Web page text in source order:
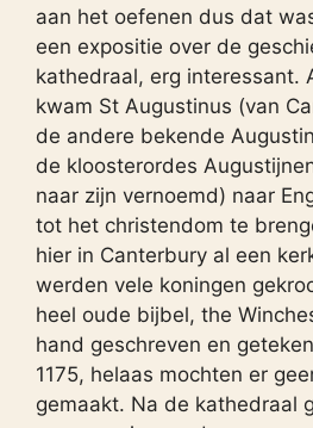
aan het oefenen dus dat
een expositie over de
kathedraal, erg interessant.
kwam St Augustinus (van
de andere bekende
de kloosterordes
naar zijn vernoemd) naar
tot het christendom te
hier in Canterbury al een
werden vele koningen
heel oude bijbel, the
hand geschreven en
1175, helaas mochten er
gemaakt. Na de kathedraal